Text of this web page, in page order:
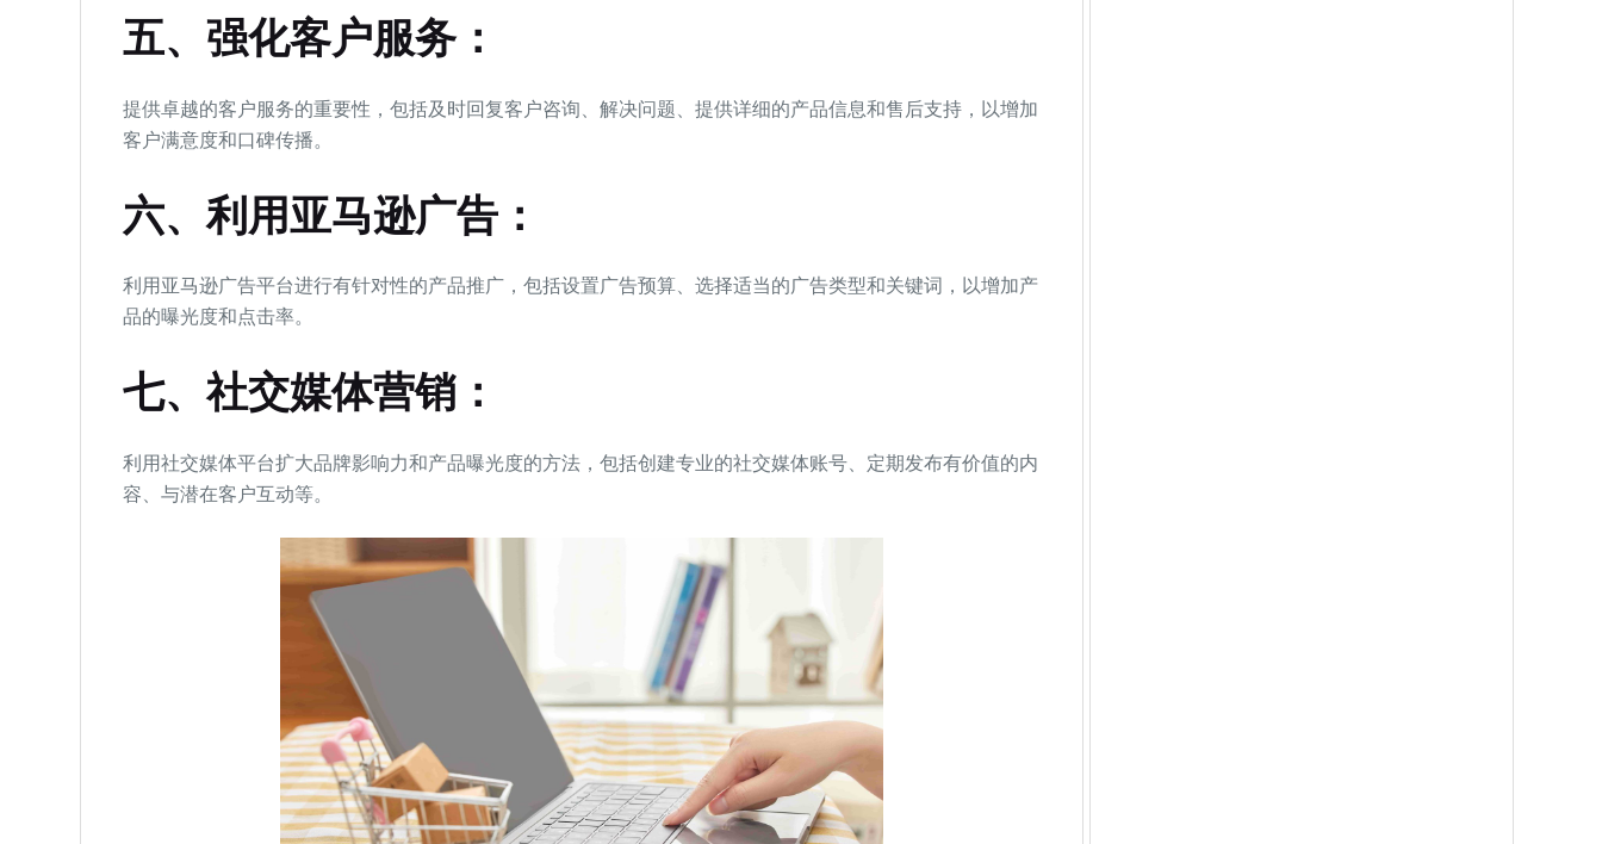
五、强化客户服务：
提供卓越的客户服务的重要性，包括及时回复客户咨询、解决问题、提供详细的产品信息和售后支持，以增加
客户满意度和口碑传播。
六、利用亚马逊广告：
利用亚马逊广告平台进行有针对性的产品推广，包括设置广告预算、选择适当的广告类型和关键词，以增加产
品的曝光度和点击率。
七、社交媒体营销：
利用社交媒体平台扩大品牌影响力和产品曝光度的方法，包括创建专业的社交媒体账号、定期发布有价值的内
容、与潜在客户互动等。